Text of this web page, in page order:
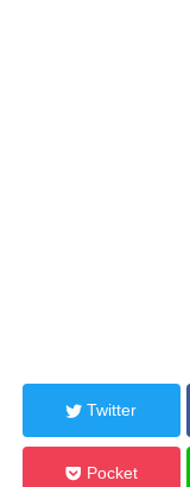
Twitter
Pocket